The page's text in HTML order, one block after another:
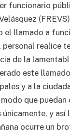
funcionario
llamado a
personal realice
de la
este
y a la
que
y
ocurre un